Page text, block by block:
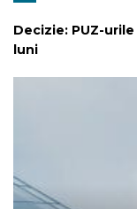
Decizie: PUZ-
luni